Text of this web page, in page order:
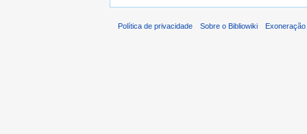
Política de privacidade Sobre o Bibliowiki